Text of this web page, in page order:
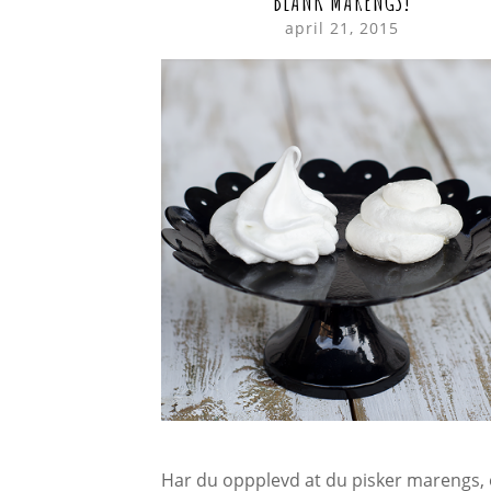
april 21, 2015
Har du oppplevd at du pisker marengs,